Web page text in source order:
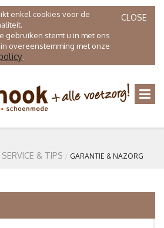
CLOSE
enkel cookies voor de
gebruiken stemt u in met ons
overeenstemming met onze
.
SERVICE & TIPS GARANTIE & NAZORG